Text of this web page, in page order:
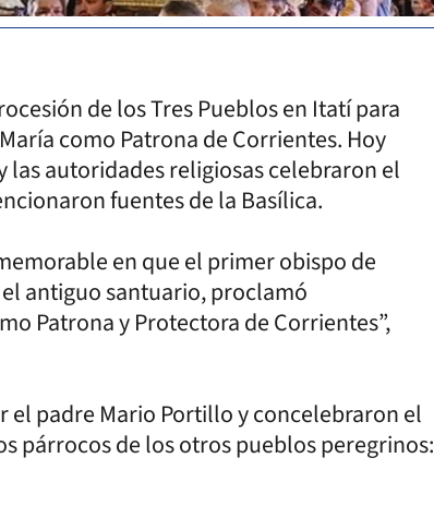
de los Tres Pueblos en Itatí para
como Patrona de Corrientes. Hoy
las autoridades religiosas celebraron el
fuentes de la Basílica.
en que el primer obispo de
antiguo santuario, proclamó
Patrona y Protectora de Corrientes”,
el padre Mario Portillo y concelebraron el
párrocos de los otros pueblos peregrinos: